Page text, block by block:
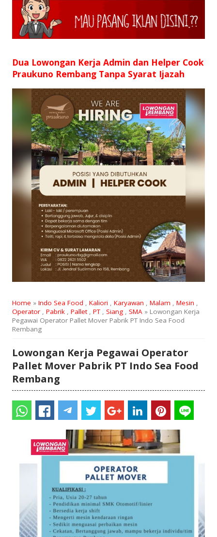
SMP
D3
SURAT LAMARAN
RIWAYAT HIDUP
Dua Lowongan Kerja Admin dan Helper Cook
Praukuno Rembang Tanpa Syarat Ijazah
Home » Indo Sea Food , Kaliori , Karyawan , Malam , Mesin ,
Operator, Pabrik, Pallet, PT, Siang, SMA» Lowongan Kerja
Pegawai Operator Pallet Mover Pabrik PT Indo Sea Food
Rembang
Lowongan Kerja Pegawai Operator
Pallet Mover Pabrik PT Indo Sea Food
Rembang